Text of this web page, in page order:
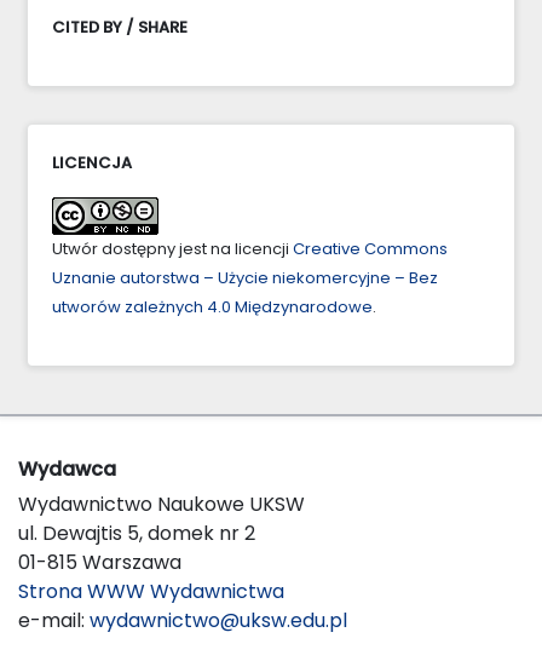
CITED BY / SHARE
LICENCJA
Utwór dostępny jest na licencji Creative Commons
Uznanie autorstwa – Użycie niekomercyjne – Bez
utworów zależnych 4.0 Międzynarodowe.
Wydawca
Wydawnictwo Naukowe UKSW
ul. Dewajtis 5, domek nr 2
01-815 Warszawa
Strona WWW Wydawnictwa
e-mail: wydawnictwo@uksw.edu.pl